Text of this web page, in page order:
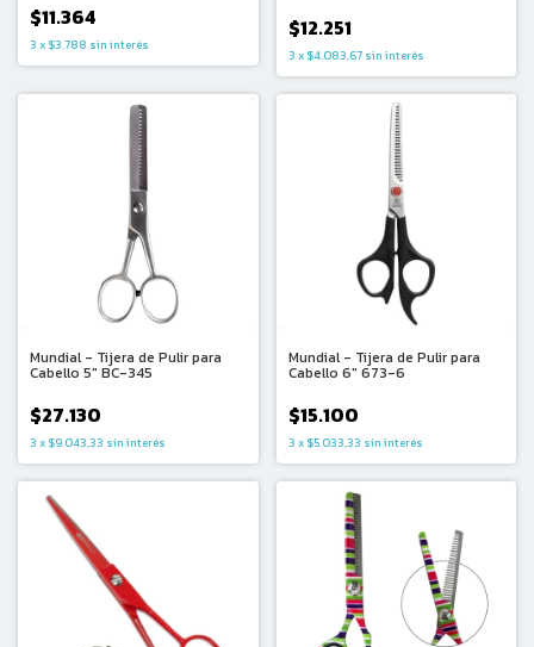
$11.364
3 x $3.788 sin interés
$12.251
3 x $4.083,67 sin interés
Mundial - Tijera de Pulir para
Cabello 5″ BC-345
$27.130
3 x $9.043,33 sin interés
Mundial - Tijera de Pulir para
Cabello 6″ 673-6
$15.100
3 x $5.033,33 sin interés